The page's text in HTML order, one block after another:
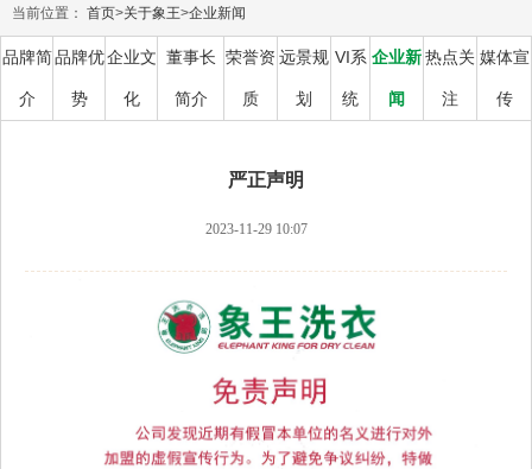
当前位置： 首页>关于象王>企业新闻
品牌简
介
品牌优
势
企业文
化
董事长
简介
荣誉资
质
远景规
划
VI系
统
企业新
闻
热点关
注
媒体宣
传
严正声明
2023-11-29 10:07